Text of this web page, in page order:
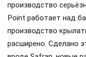
производство
Point работает над
производство
расширено. Сделано